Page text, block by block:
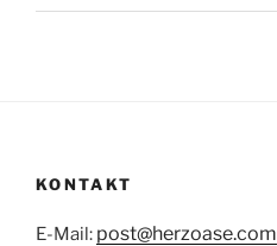
KONTAKT
E-Mail: post@herzoase.com